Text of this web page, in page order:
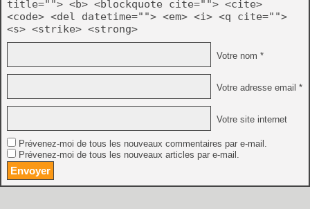
title=""> <b> <blockquote cite=""> <cite>
<code> <del datetime=""> <em> <i> <q cite="">
<s> <strike> <strong>
Votre nom *
Votre adresse email *
Votre site internet
Prévenez-moi de tous les nouveaux commentaires par e-mail.
Prévenez-moi de tous les nouveaux articles par e-mail.